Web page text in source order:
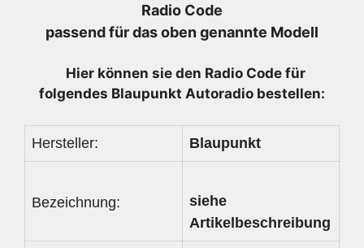
Radio Code
passend für das oben genannte Modell
Hier können sie den Radio Code für
folgendes Blaupunkt Autoradio bestellen:
Hersteller: Blaupunkt
Bezeichnung:
siehe
Artikelbeschreibung